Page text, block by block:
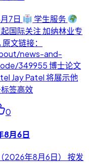
7日
学生服务
国际关注 加纳林业专
文链接：
news-and-
349955 博士论文
Jay Patel 将展示他
签高效
0
8月6日
2026年8月6日） 按发